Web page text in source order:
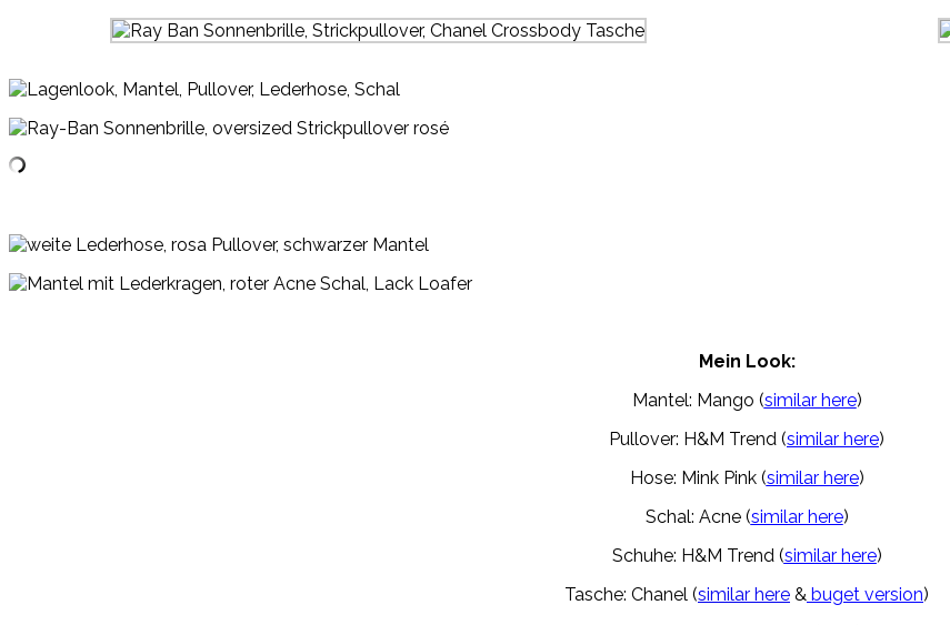
Mein Look:
Mantel: Mango (similar here)
Pullover: H&M Trend (similar here)
Hose: Mink Pink (similar here)
Schal: Acne (similar here)
Schuhe: H&M Trend (similar here)
Tasche: Chanel (similar here & buget version)